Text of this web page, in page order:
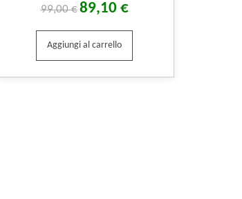
99,00€ 89,10 €
Aggiungi al carrello